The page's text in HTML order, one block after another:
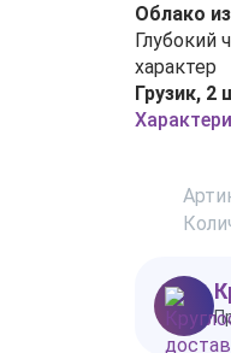
Облако
Глубокий
характер
Грузик, 2